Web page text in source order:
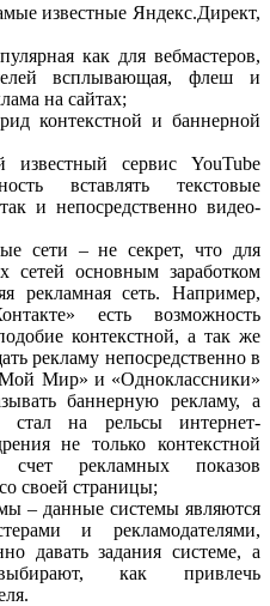
известные Яндекс.Директ,
как для вебмастеров,
всплывающая, флеш и
на сайтах;
контекстной и баннерной
известный сервис YouTube
вставлять текстовые
и непосредственно видео-
сети – не секрет, что для
сетей основным заработком
рекламная сеть. Например,
есть возможность
контекстной, а так же
рекламу непосредственно в
Мир» и «Одноклассники»
баннерную рекламу, а
стал на рельсы интернет-
не только контекстной
рекламных показов
своей страницы;
– данные системы являются
и рекламодателями,
давать задания системе, а
как привлечь